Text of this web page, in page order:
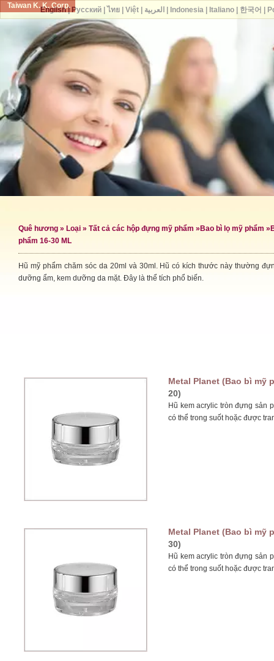
Taiwan K. K. Corp.
Quê hương » Loại » Tất cả các hộp đựng mỹ phẩm » Bao bì lọ mỹ phẩm »
phẩm 16-30 ML
Hũ mỹ phẩm chăm sóc da 20ml và 30ml. Hũ có kích thước này thường
dưỡng ẩm, kem dưỡng da mặt. Đây là thể tích phổ biến.
Metal Planet (Bao bì mỹ
20)
Hũ kem acrylic tròn đựng sản
có thể trong suốt hoặc được
Metal Planet (Bao bì mỹ
30)
Hũ kem acrylic tròn đựng sản
có thể trong suốt hoặc được
English| Русский| ไทย| Việt| العربية Indonesia| Italiano| 한국어